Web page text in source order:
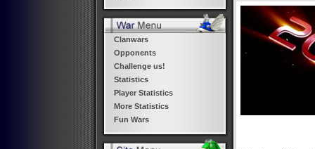
Clanwars
Opponents
Challenge us!
Statistics
Player Statistics
More Statistics
Fun Wars